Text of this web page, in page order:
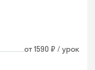
от 1590 ₽ / урок